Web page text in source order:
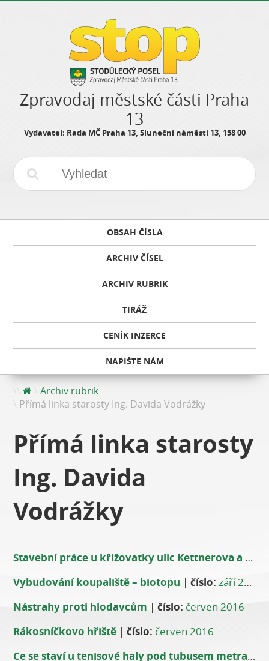
Zpravodaj městské části Praha
13
Vydavatel: Rada MČ Praha 13, Sluneční náměstí 13, 158 00
OBSAH ČÍSLA
ARCHIV ČÍSEL
ARCHIV RUBRIK
TIRÁŽ
CENÍK INZERCE
NAPIŠTE NÁM
Archiv rubrik
Přímá linka starosty Ing. Davida Vodrážky
Přímá linka starosty
Ing. Davida
Vodrážky
Stavební práce u křižovatky ulic Kettnerova a Horákova
Vybudování koupaliště – biotopu |číslo: září 2016
Nástrahy proti hlodavcům |číslo: červen 2016
Rákosníčkovo hřiště |číslo: červen 2016
Ce se staví u tenisové haly pod tubusem metra?|